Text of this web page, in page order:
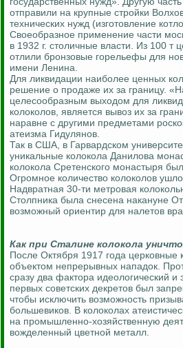
отправили на крупные стройки
технических нужд (изготовление
Своеобразное применение части
в 1932 г. столичные власти. Из 100 т
отлили бронзовые горельефы для
имени Ленина.
Для ликвидации наиболее ценных
решение о продаже их за границу.
целесообразным выходом для
колоколов, является вывоз их за
наравне с другими предметами
атеизма Гидулянов.
Так в США, в Гарвардском
уникальные колокола Данилова
колокола Сретенского монастыря
Огромное количество колоколов
Надвратная 30-ти метровая
Столпника была снесена накануне
возможный ориентир для налетов
Как при Сталине колокола
После Октября 1917 года церковные
объектом непрерывных нападок.
сразу два фактора идеологический
первых советских декретов был
чтобы исключить возможность
большевиков. В колоколах
на промышленно-хозяйственную
вожделенный цветной металл.